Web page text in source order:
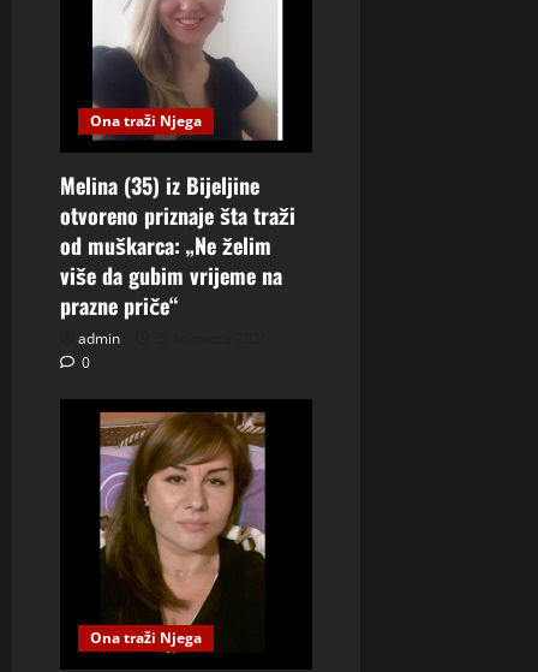
Ona traži Njega
Melina (35) iz Bijeljine
otvoreno priznaje šta traži
od muškarca: „Ne želim
više da gubim vrijeme na
prazne priče“
admin
0
Ona traži Njega